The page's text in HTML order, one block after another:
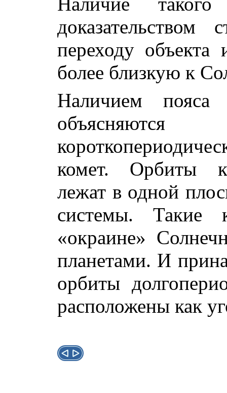
доказательством
переходу
более близкую к
Наличием
комет. Орбиты
лежат в одной
системы. Такие
«окраине»
планетами. И
орбиты
расположены как